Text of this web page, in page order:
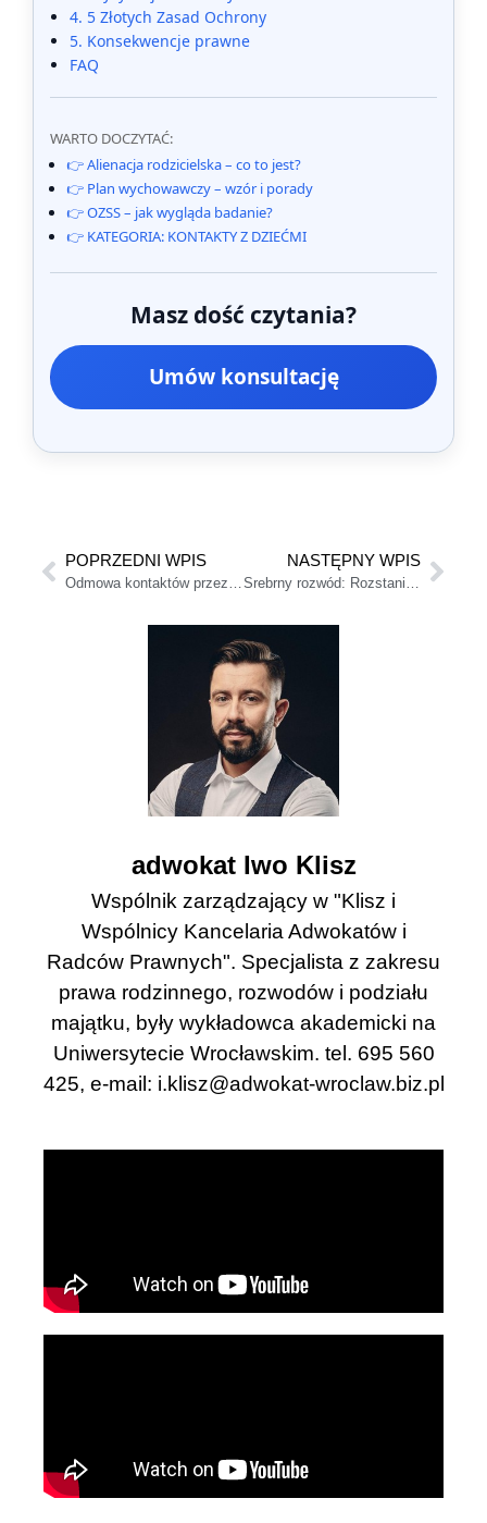
4. 5 Złotych Zasad Ochrony
5. Konsekwencje prawne
FAQ
WARTO DOCZYTAĆ:
👉 Alienacja rodzicielska – co to jest?
👉 Plan wychowawczy – wzór i porady
👉 OZSS – jak wygląda badanie?
👉 KATEGORIA: KONTAKTY Z DZIEĆMI
Masz dość czytania?
Umów konsultację
POPRZEDNI WPIS
Odmowa kontaktów przez nastolatka – co można zrobić formalnie
NASTĘPNY WPIS
Srebrny rozwód: Rozstanie po 50-tce a podział majątku
adwokat Iwo Klisz
Wspólnik zarządzający w "Klisz i
Wspólnicy Kancelaria Adwokatów i
Radców Prawnych". Specjalista z zakresu
prawa rodzinnego, rozwodów i podziału
majątku, były wykładowca akademicki na
Uniwersytecie Wrocławskim. tel. 695 560
425, e-mail: i.klisz@adwokat-wroclaw.biz.pl